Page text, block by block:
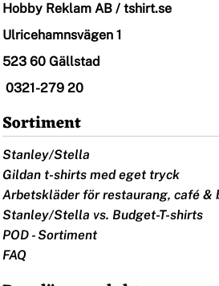
Hobby Reklam AB / tshirt.se
Ulricehamnsvägen 1
523 60 Gällstad
0321-279 20
Sortiment
Stanley/Stella
Gildan t-shirts med eget tryck
Arbetskläder för restaurang, café &
Stanley/Stella vs. Budget-T-shirts
POD - Sortiment
FAQ